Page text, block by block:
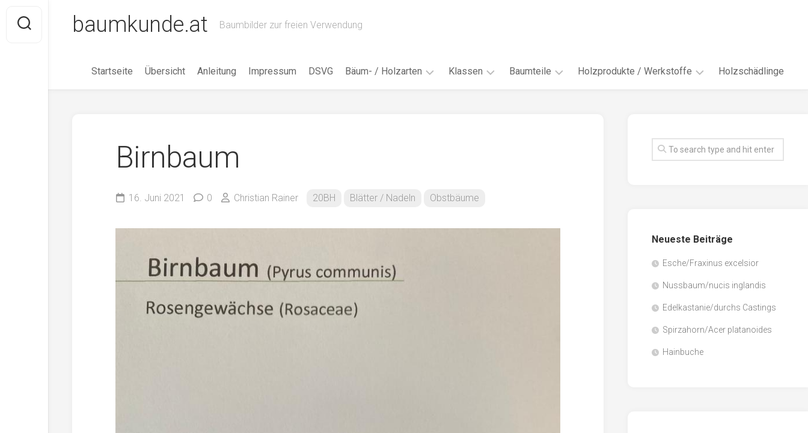
content
baumkunde.at Baumbilder zur freien Verwendung
Startseite Übersicht Anleitung Impressum DSVG Bäum- / Holzarten
Eibe
Erle
Fichte
Klassen
18AH
Baumteile Holzprodukte / Werkstoffe
Faserwerkstoffe
Sägenebenprodukte
Holzschädlinge
Birnbaum
16. Juni 2021 0 Christian Rainer 20BH Blätter / Nadeln Obstbäume
Neueste Beiträge
Esche/Fraxinus excelsior
Nussbaum/nucis inglandis
Edelkastanie/durchs Castings
Spirzahorn/Acer platanoides
Hainbuche